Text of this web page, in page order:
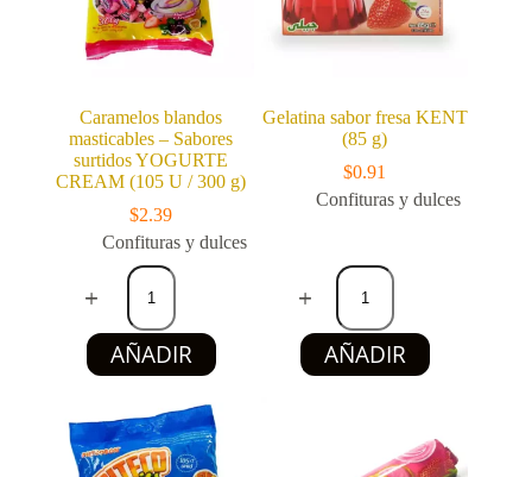
Caramelos blandos
masticables – Sabores
surtidos YOGURTE
CREAM (105 U / 300 g)
$2.39
Confituras y dulces
Caramelos
blandos
masticables
-
Sabores
surtidos
CREAM
(105
U
AÑADIR
Gelatina sabor fresa KENT
(85 g)
$0.91
Confituras y dulces
Gelatina
sabor
fresa
KENT
(85
g)
AÑADIR